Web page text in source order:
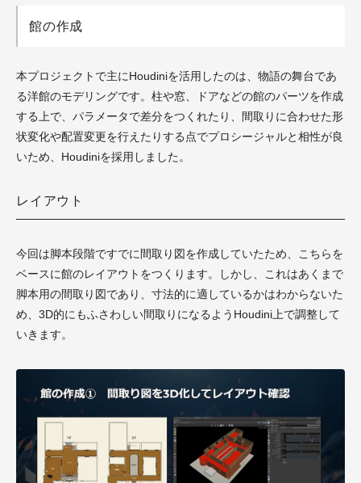
館の作成
本プロジェクトで主にHoudiniを活用したのは、物語の舞台であ
る洋館のモデリングです。柱や窓、ドアなどの館のパーツを作成
する上で、パラメータで差分をつくれたり、間取りに合わせた形
状変化や配置変更を行えたりする点でプロシージャルと相性が良
いため、Houdiniを採用しました。
レイアウト
今回は脚本段階ですでに間取り図を作成していたため、こちらを
ベースに館のレイアウトをつくります。しかし、これはあくまで
脚本用の間取り図であり、寸法的に適しているかはわからないた
め、3D的にもふさわしい間取りになるようHoudini上で調整して
いきます。